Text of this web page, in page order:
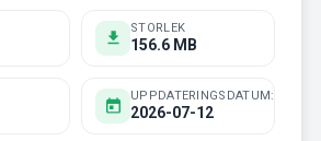
STORLEK
156.6 MB
UPPDATERINGSDATUM:
2026-07-12